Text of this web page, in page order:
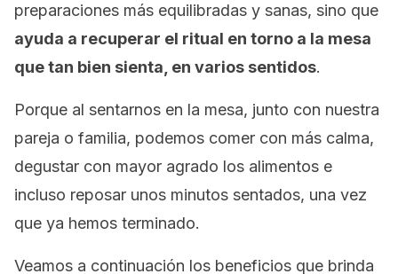
preparaciones más equilibradas y sanas, sino que
ayuda a recuperar el ritual en torno a la mesa
que tan bien sienta, en varios sentidos.
Porque al sentarnos en la mesa, junto con nuestra
pareja o familia, podemos comer con más calma,
degustar con mayor agrado los alimentos e
incluso reposar unos minutos sentados, una vez
que ya hemos terminado.
Veamos a continuación los beneficios que brinda